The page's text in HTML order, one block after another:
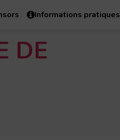
Informations pratiques
DE